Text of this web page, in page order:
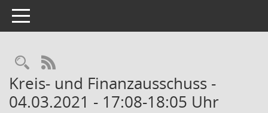
Toggle navigation
Rechercheauswahl
RSS-Feed
Kreis- und Finanzausschuss -
04.03.2021 - 17:08-18:05 Uhr